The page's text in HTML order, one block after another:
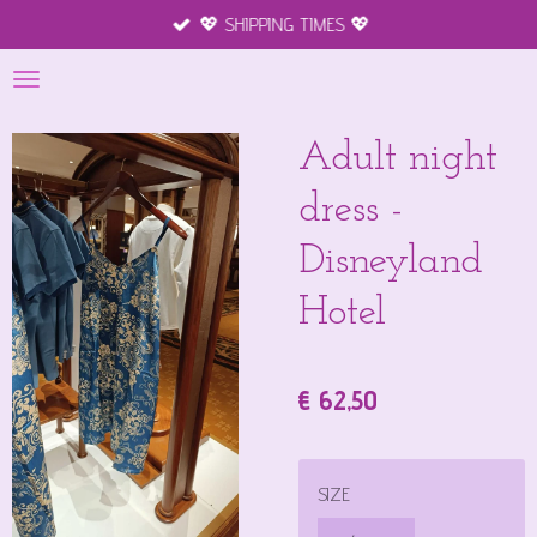
direct
naar
hoofdinhoud
💖 SHIPPING TIMES 💖
Adult night
dress -
Disneyland
Hotel
€ 62,50
SIZE